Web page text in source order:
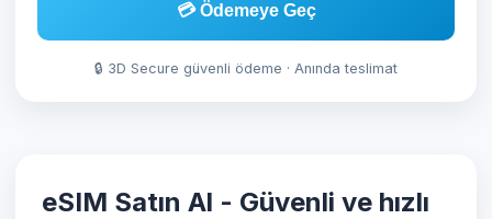
💳 Ödemeye Geç
🔒 3D Secure güvenli ödeme · Anında teslimat
eSIM Satın Al - Güvenli ve hızlı